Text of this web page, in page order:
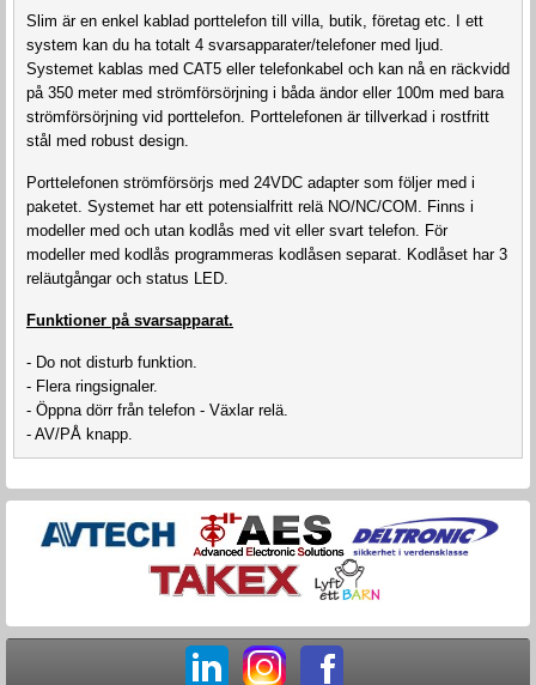
Slim är en enkel kablad porttelefon till villa, butik, företag etc. I ett
system kan du ha totalt 4 svarsapparater/telefoner med ljud.
Systemet kablas med CAT5 eller telefonkabel och kan nå en räckvidd
på 350 meter med strömförsörjning i båda ändor eller 100m med bara
strömförsörjning vid porttelefon. Porttelefonen är tillverkad i rostfritt
stål med robust design.
Porttelefonen strömförsörjs med 24VDC adapter som följer med i
paketet. Systemet har ett potensialfritt relä NO/NC/COM. Finns i
modeller med och utan kodlås med vit eller svart telefon. För
modeller med kodlås programmeras kodlåsen separat. Kodlåset har 3
reläutgångar och status LED.
Funktioner på svarsapparat.
- Do not disturb funktion.
- Flera ringsignaler.
- Öppna dörr från telefon - Växlar relä.
- AV/PÅ knapp.